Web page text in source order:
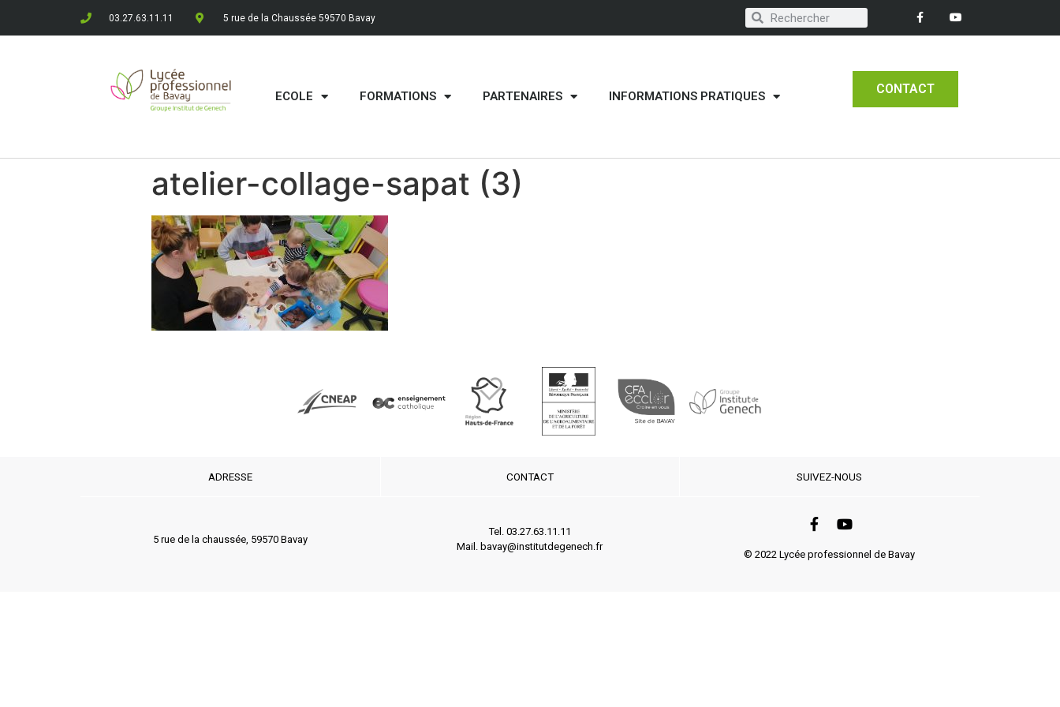
03.27.63.11.11 5 rue de la Chaussée 59570 Bavay
ECOLE FORMATIONS PARTENAIRES INFORMATIONS PRATIQUES CONTACT
atelier-collage-sapat (3)
ADRESSE
5 rue de la chaussée, 59570 Bavay
CONTACT
Tel. 03.27.63.11.11
Mail. bavay@institutdegenech.fr
SUIVEZ-NOUS
© 2022 Lycée professionnel de Bavay